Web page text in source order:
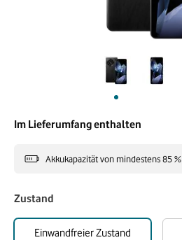
Im Lieferumfang enthalten
Akkukapazität von mindestens 85 %
Zustand
Einwandfreier Zustand